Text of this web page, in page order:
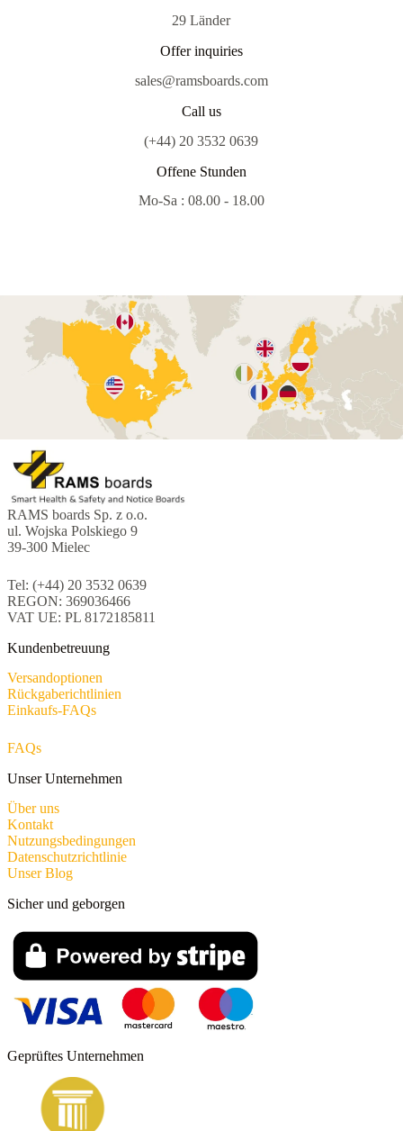
29 Länder
Offer inquiries
sales@ramsboards.com
Call us
(+44) 20 3532 0639
Offene Stunden
Mo-Sa : 08.00 - 18.00
RAMS boards Sp. z o.o.
ul. Wojska Polskiego 9
39-300 Mielec
Tel: (+44) 20 3532 0639
REGON: 369036466
VAT UE: PL 8172185811
Kundenbetreuung
Versandoptionen
Rückgaberichtlinien
Einkaufs-FAQs
FAQs
Unser Unternehmen
Über uns
Kontakt
Nutzungsbedingungen
Datenschutzrichtlinie
Unser Blog
Geprüftes Unternehmen
Sicher und geborgen